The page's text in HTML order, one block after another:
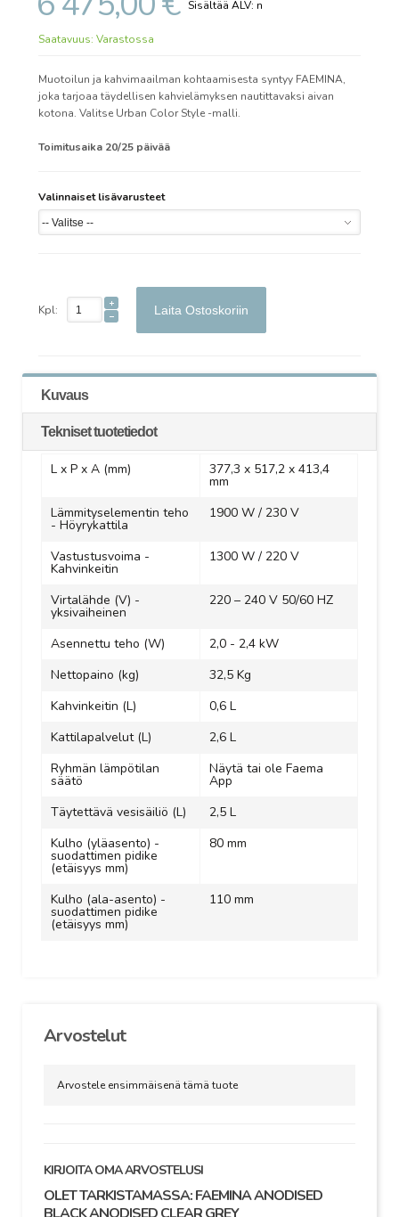
Saatavuus: Varastossa
Muotoilun ja kahvimaailman kohtaamisesta syntyy FAEMINA,
joka tarjoaa täydellisen kahvielämyksen nautittavaksi aivan
kotona. Valitse Urban Color Style -malli.
Toimitusaika 20/25 päivää
Valinnaiset lisävarusteet
Kpl: Laita Ostoskoriin
Kuvaus
Tekniset tuotetiedot
L x P x A (mm) 377,3 x 517,2 x 413,4
mm
Lämmityselementin teho
- Höyrykattila
1900 W / 230 V
Vastustusvoima -
Kahvinkeitin
1300 W / 220 V
Virtalähde (V) -
yksivaiheinen
220 – 240 V 50/60 HZ
Asennettu teho (W)
2,0 - 2,4 kW
Nettopaino (kg)
32,5 Kg
Kahvinkeitin (L)
0,6 L
Kattilapalvelut (L)
2,6 L
Ryhmän lämpötilan
säätö
Näytä tai ole Faema
App
Täytettävä vesisäiliö (L)
2,5 L
Kulho (yläasento) -
suodattimen pidike
(etäisyys mm)
80 mm
Kulho (ala-asento) -
suodattimen pidike
(etäisyys mm)
110 mm
Arvostelut
Arvostele ensimmäisenä tämä tuote
KIRJOITA OMA ARVOSTELUSI
OLET TARKISTAMASSA:FAEMINA ANODISED